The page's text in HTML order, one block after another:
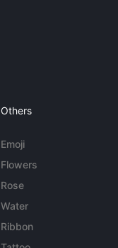
Others
Emoji
Flowers
Rose
Water
Ribbon